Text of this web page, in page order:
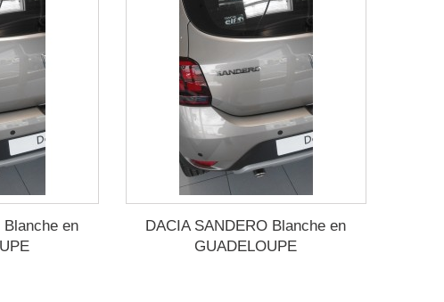
Blanche en
DACIA SANDERO Blanche en
GUADELOUPE